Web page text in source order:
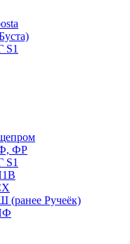
ФР
Ручеёк)